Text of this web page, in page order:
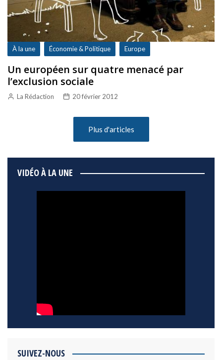
À la une Économie & Politique Europe
Un européen sur quatre menacé par
l’exclusion sociale
La Rédaction 20 février 2012
Plus d'articles
VIDÉO À LA UNE
SUIVEZ-NOUS